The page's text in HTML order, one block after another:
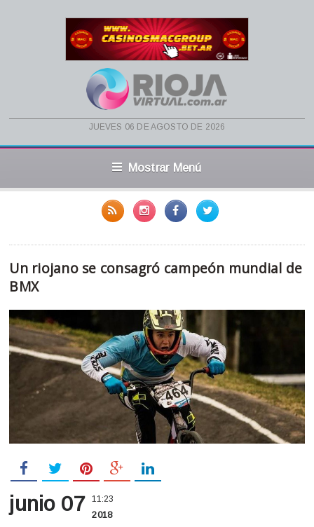
jueves 06 de agosto de 2026
Mostrar Menú
Un riojano se consagró campeón mundial de
BMX
junio 07 11:23
2018